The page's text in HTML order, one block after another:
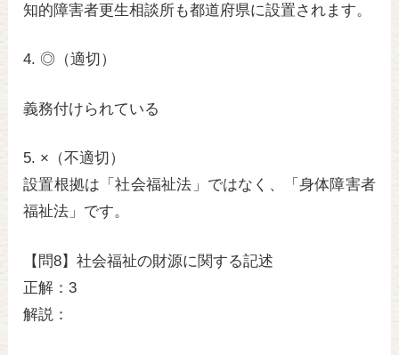
知的障害者更生相談所も都道府県に設置されます。
4. ◎（適切）
義務付けられている
5. ×（不適切）
設置根拠は「社会福祉法」ではなく、「 身体障害者
福祉法 」です。
【問8】社会福祉の財源に関する記述
正解：3
解説：